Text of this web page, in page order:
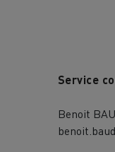
Service
Benoit